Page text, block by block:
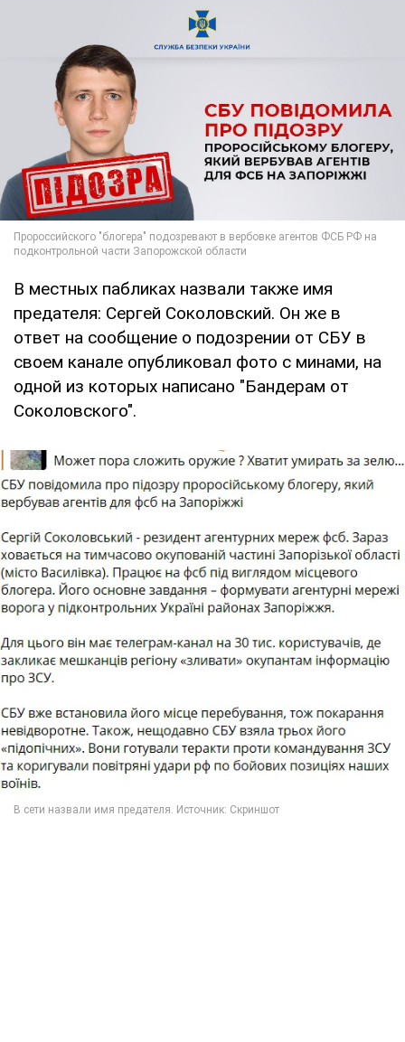
В местных пабликах назвали также имя
предателя: Сергей Соколовский. Он же в
ответ на сообщение о подозрении от СБУ в
своем канале опубликовал фото с минами, на
одной из которых написано "Бандерам от
Соколовского".